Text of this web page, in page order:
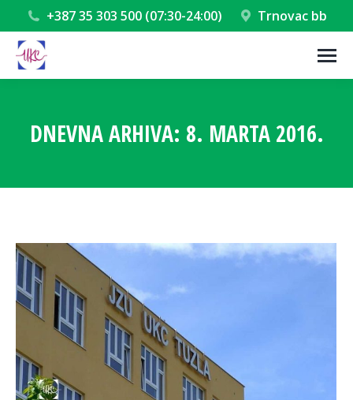
+387 35 303 500 (07:30-24:00) Trnovac bb
DNEVNA ARHIVA: 8. MARTA 2016.